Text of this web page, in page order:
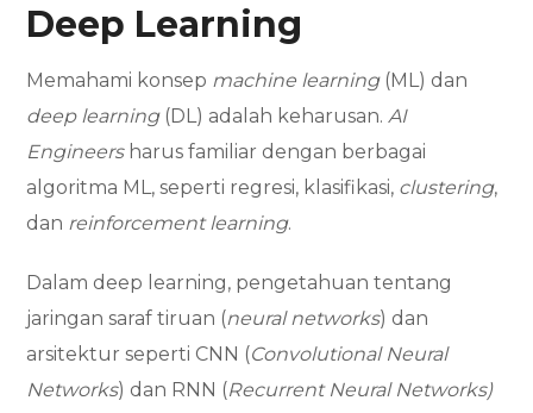
Deep Learning
Memahami konsep machine learning(ML) dan
deep learning(DL) adalah keharusan.AI
Engineersharus familiar dengan berbagai
algoritma ML, seperti regresi, klasifikasi, clustering,
dan reinforcement learning.
Dalam deep learning, pengetahuan tentang
jaringan saraf tiruan (neural networks) dan
arsitektur seperti CNN (Convolutional Neural
Networks) dan RNN (Recurrent Neural Networks)